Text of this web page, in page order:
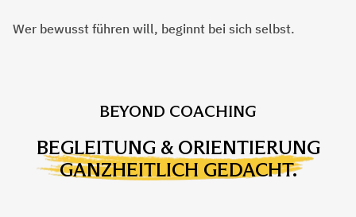
Wer bewusst führen will, beginnt bei sich selbst.
BEYOND COACHING
BEGLEITUNG & ORIENTIERUNG
GANZHEITLICH GEDACHT.